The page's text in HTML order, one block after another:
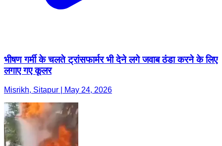
भीषण गर्मी के चलते ट्रांसफार्मर भी देने लगे जवाब ठंडा करने के लिए
लगाए गए कूलर
Misrikh, Sitapur | May 24, 2026